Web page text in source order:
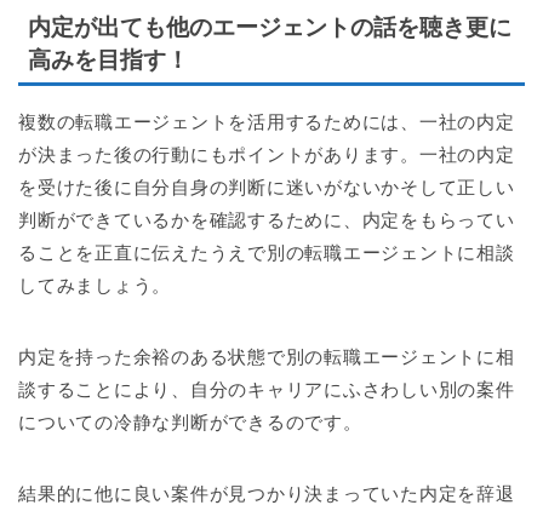
内定が出ても他のエージェントの話を聴き更に
高みを目指す！
複数の転職エージェントを活用するためには、一社の内定
が決まった後の行動にもポイントがあります。一社の内定
を受けた後に自分自身の判断に迷いがないかそして正しい
判断ができているかを確認するために、内定をもらってい
ることを正直に伝えたうえで別の転職エージェントに相談
してみましょう。
内定を持った余裕のある状態で別の転職エージェントに相
談することにより、自分のキャリアにふさわしい別の案件
についての冷静な判断ができるのです。
結果的に他に良い案件が見つかり決まっていた内定を辞退